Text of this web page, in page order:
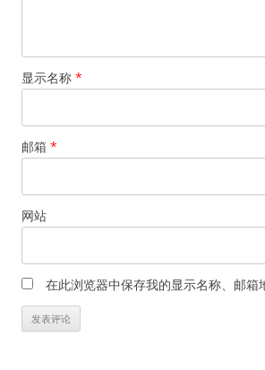
显示名称 *
邮箱 *
网站
在此浏览器中保存我的显示名称、邮